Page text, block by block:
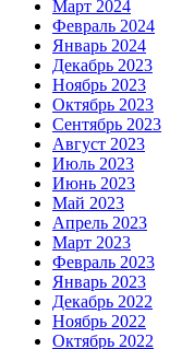
Март 2024
Февраль 2024
Январь 2024
Декабрь 2023
Ноябрь 2023
Октябрь 2023
Сентябрь 2023
Август 2023
Июль 2023
Июнь 2023
Май 2023
Апрель 2023
Март 2023
Февраль 2023
Январь 2023
Декабрь 2022
Ноябрь 2022
Октябрь 2022